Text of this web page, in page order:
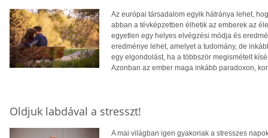
Az európai társadalom egyik hátránya lehet,
abban a tévképzetben élhetik az emberek az
egyetlen egy helyes elvégzési módja és
eredménye lehet, amelyet a tudomány, de
egy elgondolást, ha a többször megismételt
Azonban az ember maga inkább paradoxon,
Oldjuk labdával a stresszt!
A mai világban igen gyakoriak a stresszes